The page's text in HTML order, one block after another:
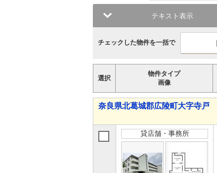
テキスト表示
チェックした物件を一括で
選択
物件タイプ
画像
奈良県北葛城郡広陵町大字寺戸
貸店舗・事務所